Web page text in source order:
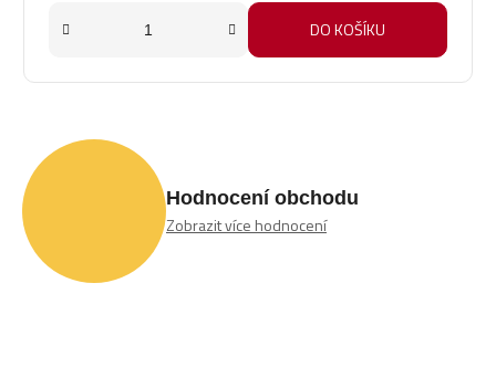
DO KOŠÍKU
Hodnocení obchodu
Zobrazit více hodnocení